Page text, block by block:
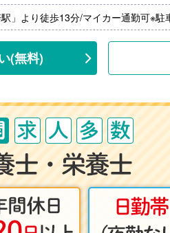
駅」より徒歩13分/マイカー通勤可※駐
(無料)